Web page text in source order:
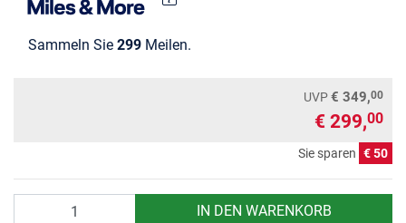
Sammeln Sie 299 Meilen.
UVP€ 349,00
€ 299,00
Sie sparen € 50
IN DEN WARENKORB